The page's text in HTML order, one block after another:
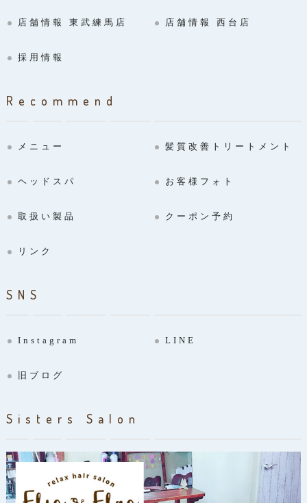
店舗情報 東武練馬店 店舗情報 西台店
採用情報
Recommend
メニュー 髪質改善トリートメント
ヘッドスパ お客様フォト
取扱い製品 クーポン予約
リンク
SNS
Instagram LINE
旧ブログ
Sisters Salon